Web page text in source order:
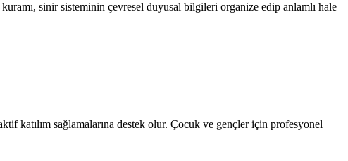
sinir sisteminin çevresel duyusal bilgileri organize edip anlamlı hale
katılım sağlamalarına destek olur. Çocuk ve gençler için profesyonel